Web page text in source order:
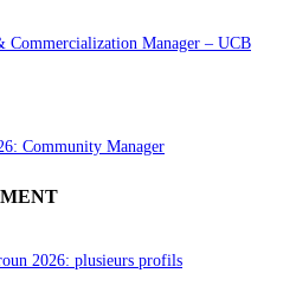
Manager – UCB
Community Manager
2026: plusieurs profils